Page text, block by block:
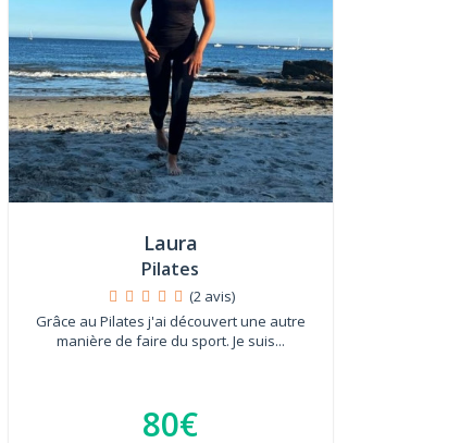
Laura
Pilates
(2 avis)
Grâce au Pilates j'ai découvert une autre
manière de faire du sport. Je suis...
80€